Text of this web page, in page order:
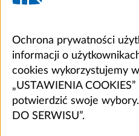
Ochrona prywatności
informacji o
cookies wykorzystujemy
„USTAWIENIA
potwierdzić swoje
DO SERWISU”.